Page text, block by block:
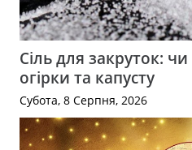
Сіль для закруток: чи
огірки та капусту
Субота, 8 Серпня, 2026